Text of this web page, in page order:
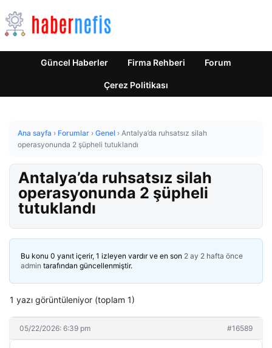
Güncel Haberler Firma Rehberi Forum
Çerez Politikası
Ana sayfa › Forumlar › Genel › Antalya’da ruhsatsız silah
operasyonunda 2 şüpheli tutuklandı
Antalya’da ruhsatsız silah
operasyonunda 2 şüpheli
tutuklandı
Bu konu 0 yanıt içerir, 1 izleyen vardır ve en son 2 ay 2 hafta önce
admin tarafından güncellenmiştir.
1 yazı görüntüleniyor (toplam 1)
05/22/2026: 6:39 pm #16589